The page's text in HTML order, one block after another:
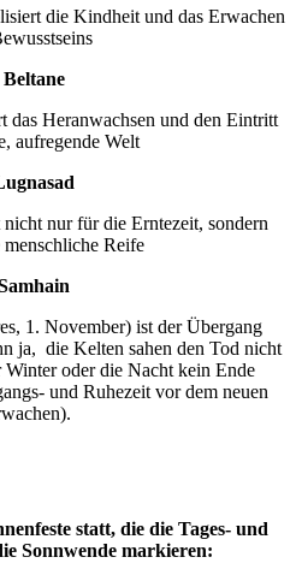
die Kindheit und das Erwachen
Beltane
Heranwachsen und den Eintritt
aufregende Welt
nur für die Erntezeit, sondern
Reife
1. November) ist der Übergang
ja, die Kelten sahen den Tod nicht
Winter oder die Nacht kein Ende
und Ruhezeit vor dem neuen
statt, die die Tages- und
Sonnwende markieren: